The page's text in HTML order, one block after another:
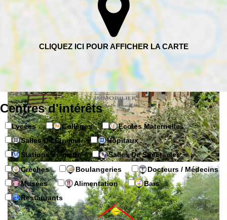
Centres d'intérêts
Lycées Collèges
Ecoles Maternelles
Salles De Cinema
Hôpitaux
Stations de metro
Salles De Spectacles
Crèches
Boulangeries
Docteurs / Médecins
Musées
Alimentation
Bars
Restaurants